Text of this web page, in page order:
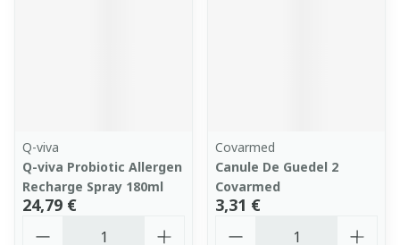
Q-viva
Q-viva Probiotic Allergen
Recharge Spray 180ml
24,79 €
Covarmed
Canule De Guedel 2
Covarmed
3,31 €